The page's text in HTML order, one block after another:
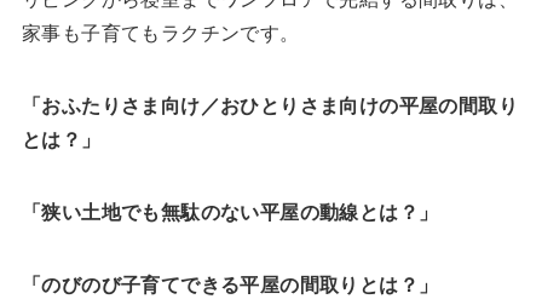
家事も子育てもラクチンです。
「おふたりさま向け／おひとりさま向けの平屋の間取り
とは？」
「狭い土地でも無駄のない平屋の動線とは？」
「のびのび子育てできる平屋の間取りとは？」